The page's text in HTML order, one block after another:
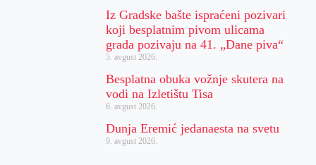
Iz Gradske bašte ispraćeni pozivari
koji besplatnim pivom ulicama
grada pozivaju na 41. „Dane piva“
5. avgust 2026.
Besplatna obuka vožnje skutera na
vodi na Izletištu Tisa
6. avgust 2026.
Dunja Eremić jedanaesta na svetu
9. avgust 2026.